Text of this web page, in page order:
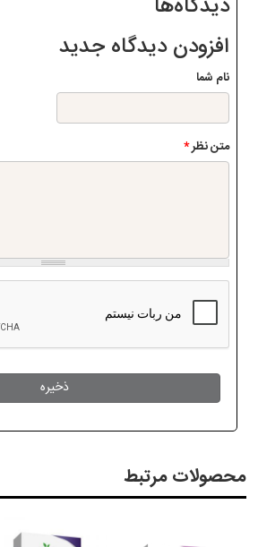
دیدگاه‌ها
افزودن دیدگاه جدید
نام شما
متن نظر*
محصولات مرتبط